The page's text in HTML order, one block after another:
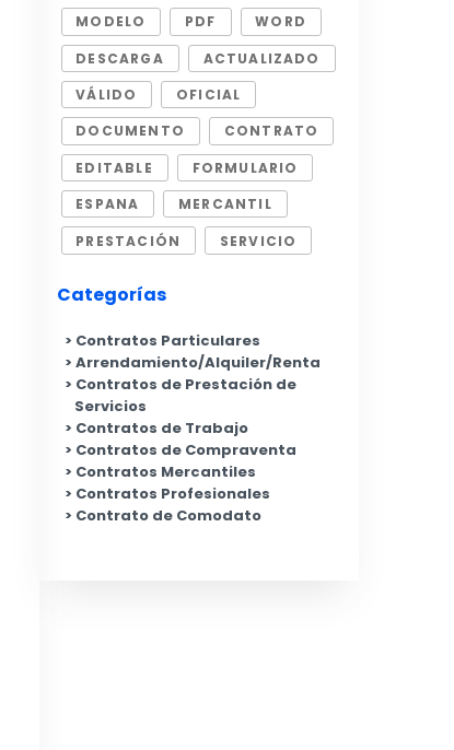
MODELO
PDF
WORD
DESCARGA
ACTUALIZADO
VÁLIDO
OFICIAL
DOCUMENTO
CONTRATO
EDITABLE
FORMULARIO
ESPANA
MERCANTIL
PRESTACIÓN
SERVICIO
Categorías
Contratos Particulares
Arrendamiento/Alquiler/Renta
Contratos de Prestación de
Servicios
Contratos de Trabajo
Contratos de Compraventa
Contratos Mercantiles
Contratos Profesionales
Contrato de Comodato